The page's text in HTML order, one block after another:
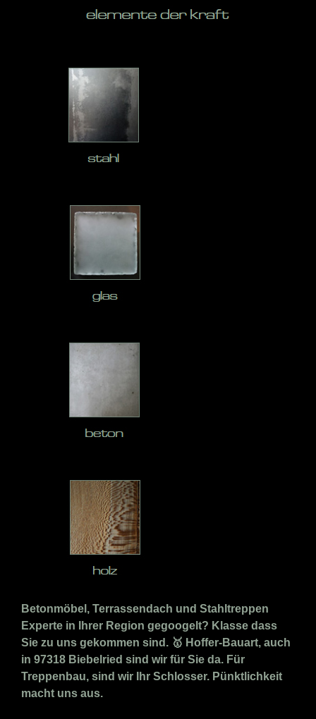
Betonmöbel, Terrassendach und Stahltreppen
Experte in Ihrer Region gegoogelt? Klasse dass
Sie zu uns gekommen sind. 🥇 Hoffer-Bauart, auch
in 97318 Biebelried sind wir für Sie da. Für
Treppenbau, sind wir Ihr Schlosser. Pünktlichkeit
macht uns aus.